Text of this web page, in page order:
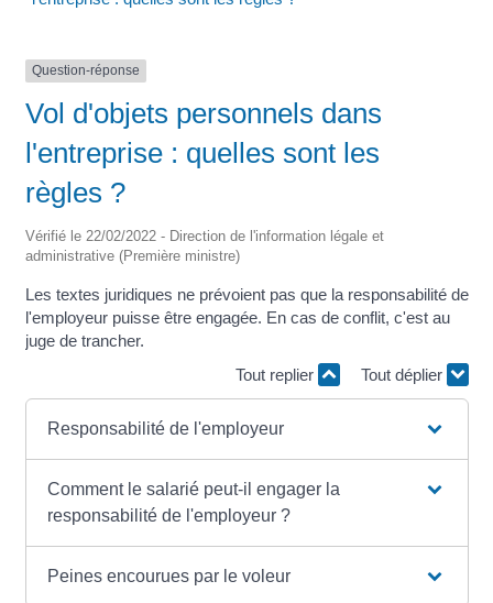
Question-réponse
Vol d'objets personnels dans
l'entreprise : quelles sont les
règles ?
Vérifié le 22/02/2022 - Direction de l'information légale et
administrative (Première ministre)
Les textes juridiques ne prévoient pas que la responsabilité de
l'employeur puisse être engagée. En cas de conflit, c'est au
juge de trancher.
Tout replier
Tout déplier
Responsabilité de l'employeur
Comment le salarié peut-il engager la
responsabilité de l'employeur ?
Peines encourues par le voleur